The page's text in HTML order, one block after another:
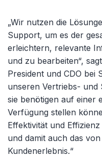
„Wir nutzen die
Support, um es der
erleichtern, relevante
und zu bearbeiten“,
President und CDO bei
unseren Vertriebs- und
sie benötigen auf einer
Verfügung stellen
Effektivität und
und damit auch das
Kundenerlebnis.“